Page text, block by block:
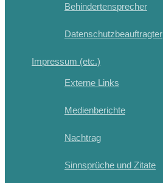
Behindertensprecher
Datenschutzbeauftragter
Impressum (etc.)
Externe Links
Medienberichte
Nachtrag
Sinnsprüche und Zitate